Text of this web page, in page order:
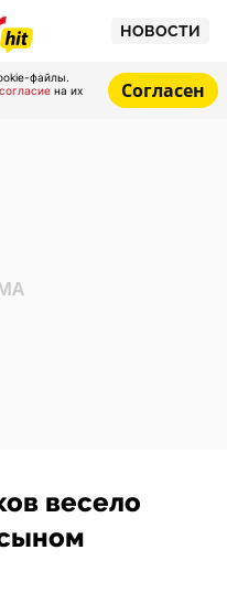
НОВОСТИ
файлы.
согласие на их
Согласен
весело